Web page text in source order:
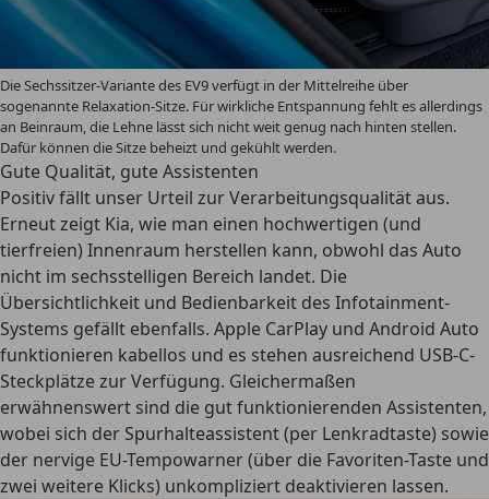
Die Sechssitzer-Variante des EV9 verfügt in der Mittelreihe über
sogenannte Relaxation-Sitze. Für wirkliche Entspannung fehlt es allerdings
an Beinraum, die Lehne lässt sich nicht weit genug nach hinten stellen.
Dafür können die Sitze beheizt und gekühlt werden.
Gute Qualität, gute Assistenten
Positiv fällt unser Urteil zur Verarbeitungsqualität aus.
Erneut zeigt Kia, wie man einen hochwertigen (und
tierfreien) Innenraum herstellen kann, obwohl das Auto
nicht im sechsstelligen Bereich landet. Die
Übersichtlichkeit und Bedienbarkeit des Infotainment-
Systems gefällt ebenfalls. Apple CarPlay und Android Auto
funktionieren kabellos und es stehen ausreichend USB-C-
Steckplätze zur Verfügung. Gleichermaßen
erwähnenswert sind die gut funktionierenden Assistenten,
wobei sich der Spurhalteassistent (per Lenkradtaste) sowie
der nervige EU-Tempowarner (über die Favoriten-Taste und
zwei weitere Klicks) unkompliziert deaktivieren lassen.